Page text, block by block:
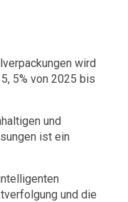
wird
5% von 2025 bis
und
ist ein
und die